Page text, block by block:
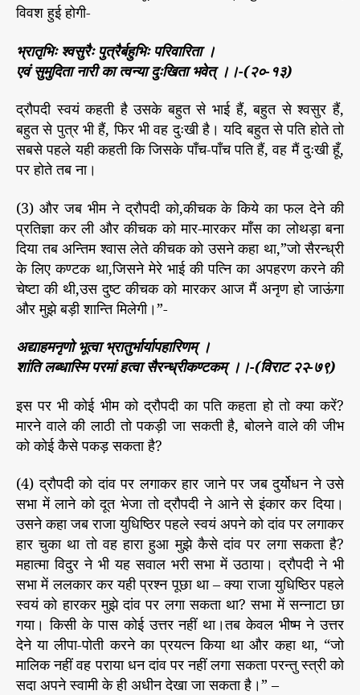
विवश हुई होगी-
भ्रातृभिः श्वसुरैः पुत्रैर्बहुभिः परिवारिता ।
एवं सुमुदिता नारी का त्वन्या दुःखिता भवेत् ।।-(२०-१३)
द्रौपदी स्वयं कहती है उसके बहुत से भाई हैं, बहुत से श्वसुर हैं,
बहुत से पुत्र भी हैं, फिर भी वह दुःखी है। यदि बहुत से पति होते तो
सबसे पहले यही कहती कि जिसके पाँच-पाँच पति हैं, वह मैं दुःखी हूँ,
पर होते तब ना।
(3) और जब भीम ने द्रौपदी को,कीचक के किये का फल देने की
प्रतिज्ञा कर ली और कीचक को मार-मारकर माँस का लोथड़ा बना
दिया तब अन्तिम श्वास लेते कीचक को उसने कहा था,”जो सैरन्ध्री
के लिए कण्टक था,जिसने मेरे भाई की पत्नि का अपहरण करने की
चेष्टा की थी,उस दुष्ट कीचक को मारकर आज मैं अनृण हो जाऊंगा
और मुझे बड़ी शान्ति मिलेगी।”-
अद्याहमनृणो भूत्वा भ्रातुर्भार्यापहारिणम् ।
शांति लब्धास्मि परमां हत्वा सैरन्ध्रीकण्टकम् ।।-(विराट २२-७९)
इस पर भी कोई भीम को द्रौपदी का पति कहता हो तो क्या करें?
मारने वाले की लाठी तो पकड़ी जा सकती है, बोलने वाले की जीभ
को कोई कैसे पकड़ सकता है?
(4) द्रौपदी को दांव पर लगाकर हार जाने पर जब दुर्योधन ने उसे
सभा में लाने को दूत भेजा तो द्रौपदी ने आने से इंकार कर दिया।
उसने कहा जब राजा युधिष्ठिर पहले स्वयं अपने को दांव पर लगाकर
हार चुका था तो वह हारा हुआ मुझे कैसे दांव पर लगा सकता है?
महात्मा विदुर ने भी यह सवाल भरी सभा में उठाया। द्रौपदी ने भी
सभा में ललकार कर यही प्रश्न पूछा था – क्या राजा युधिष्ठिर पहले
स्वयं को हारकर मुझे दांव पर लगा सकता था? सभा में सन्नाटा छा
गया। किसी के पास कोई उत्तर नहीं था।तब केवल भीष्म ने उत्तर
देने या लीपा-पोती करने का प्रयत्न किया था और कहा था, “जो
मालिक नहीं वह पराया धन दांव पर नहीं लगा सकता परन्तु स्त्री को
सदा अपने स्वामी के ही अधीन देखा जा सकता है।” –